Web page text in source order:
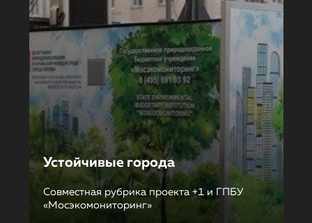
Устойчивые города
Совместная рубрика проекта +1 и ГПБУ
«Мосэкомониторинг»